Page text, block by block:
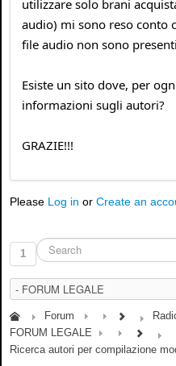
utilizzare solo brani
audio) mi sono reso conto
file audio non sono
Esiste un sito dove, per
informazioni sugli autori?
GRAZIE!!!
Please Log in or Create an
1
Forum
FORUM LEGALE
Ricerca autori per compilazione